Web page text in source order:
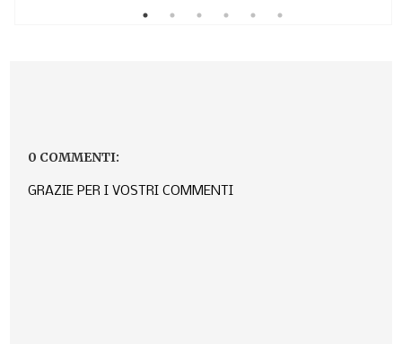
0 COMMENTI:
GRAZIE PER I VOSTRI COMMENTI